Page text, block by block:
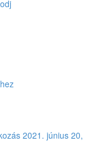
2021. június 20,